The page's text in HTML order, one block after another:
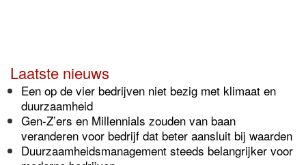
Laatste nieuws
Een op de vier bedrijven niet bezig met klimaat en
duurzaamheid
Gen-Z’ers en Millennials zouden van baan
veranderen voor bedrijf dat beter aansluit bij waarden
Duurzaamheidsmanagement steeds belangrijker voor